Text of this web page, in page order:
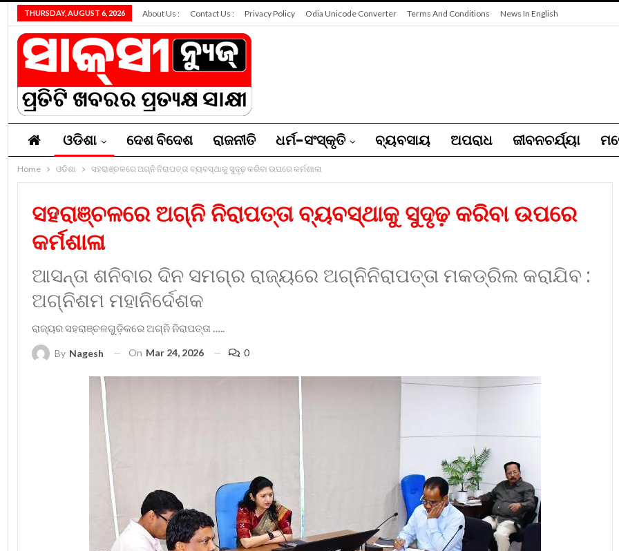
THURSDAY, AUGUST 6, 2026 About Us : Contact Us : Privacy Policy Odia Unicode Converter Terms And Conditions News In English
ଓଡିଶା ଦେଶ ବିଦେଶ ରାଜନୀତି ଧର୍ମ-ସଂସ୍କୃତି ବ୍ୟବସାୟ ଅପରାଧ ଜୀବନଚର୍ଯ୍ୟା
ନିଯୁକ୍ତି
ସମ୍ପାଦକୀୟ
Home ଓଡିଶା ସହରାଞ୍ଚଳରେ ଅଗ୍ନି ନିରାପତ୍ତା ବ୍ୟବସ୍ଥାକୁ ସୁଦୃଢ଼ କରିବା ଉପରେ କର୍ମଶାଳା
ସହରାଞ୍ଚଳରେ ଅଗ୍ନି ନିରାପତ୍ତା ବ୍ୟବସ୍ଥାକୁ ସୁଦୃଢ଼ କରିବା ଉପରେ
କର୍ମଶାଳା
ଆସନ୍ତା ଶନିବାର ଦିନ ସମଗ୍ର ରାଜ୍ୟରେ ଅଗ୍ନିନିରାପତ୍ତା ମକଡ୍ରିଲ କରାଯିବ :
ଅଗ୍ନିଶମ ମହାନିର୍ଦେଶକ
ରାଜ୍ୟର ସହରାଞ୍ଚଳଗୁଡ଼ିକରେ ଅଗ୍ନି ନିରାପତ୍ତା …..
By Nagesh On Mar 24, 2026 0